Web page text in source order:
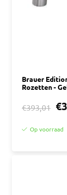
Brauer
Rozetten -
€393,01
Op voorraad